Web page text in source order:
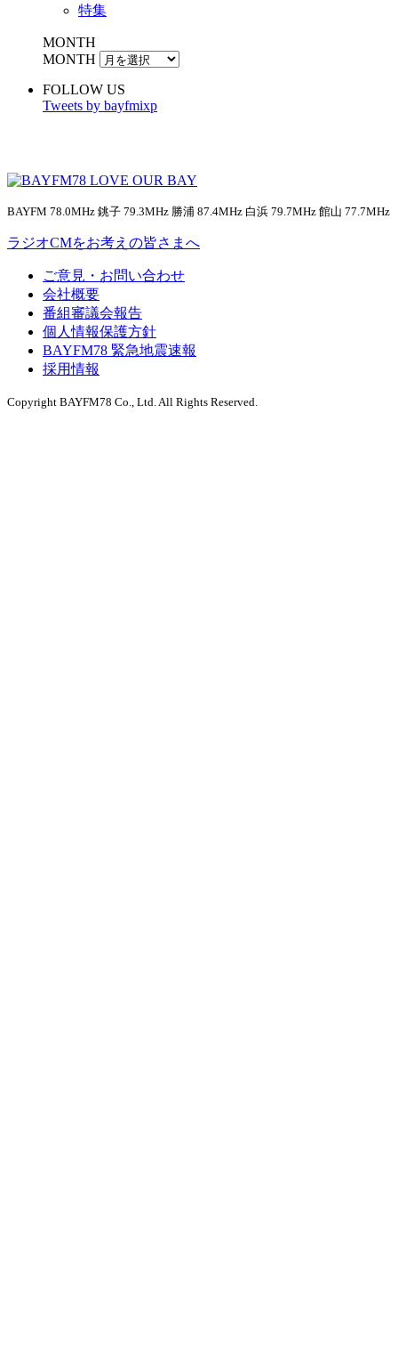
特集
MONTH
MONTH
FOLLOW US
Tweets by bayfmixp
BAYFM 78.0MHz 銚子 79.3MHz 勝浦 87.4MHz 白浜 79.7MHz 館山 77.7MHz
ラジオCMをお考えの皆さまへ
ご意見・お問い合わせ
会社概要
番組審議会報告
個人情報保護方針
BAYFM78 緊急地震速報
採用情報
Copyright BAYFM78 Co., Ltd. All Rights Reserved.